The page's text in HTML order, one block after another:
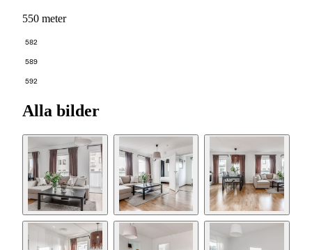
550 meter
582
589
592
Alla bilder